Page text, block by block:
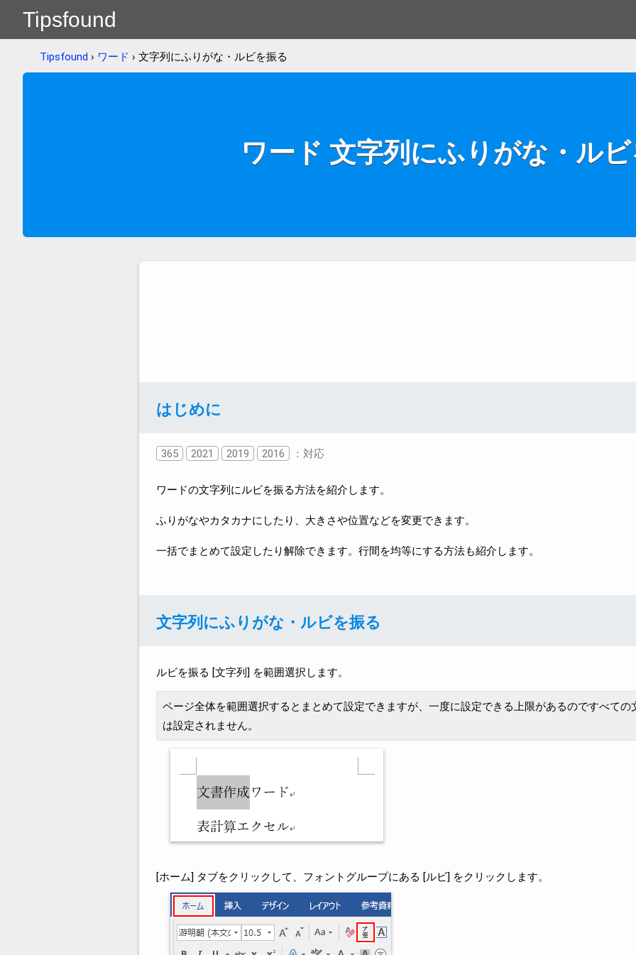
Tipsfound
Tipsfound › ワード › 文字列にふりがな・ルビを振る
ワード 文字列にふりがな・ル
はじめに
365 2021 2019 2016 ：対応
ワードの文字列にルビを振る方法を紹介します。
ふりがなやカタカナにしたり、大きさや位置などを変更できます。
一括でまとめて設定したり解除できます。行間を均等にする方法も紹介します。
文字列にふりがな・ルビを振る
ルビを振る [文字列] を範囲選択します。
ページ全体を範囲選択するとまとめて設定できますが、一度に設定できる上限があるのですべての
は設定されません。
[ホーム] タブをクリックして、フォントグループにある [ルビ] をクリックします。